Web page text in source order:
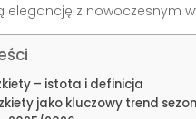
elegancję z nowoczesnym
– istota i definicja
jako kluczowy trend